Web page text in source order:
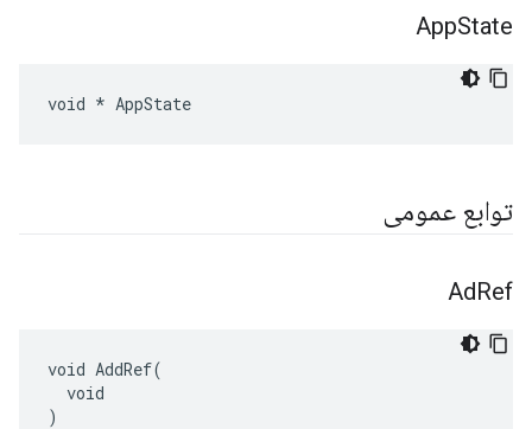
AppState
void * AppState
توابع عمومی
AdRef
void AddRef(
  void
)